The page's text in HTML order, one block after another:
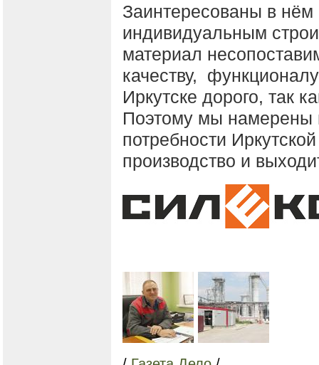
Заинтересованы в нём
индивидуальным
материал
качеству,
Иркутске дорого, так
Поэтому мы намерены
потребности
производство и